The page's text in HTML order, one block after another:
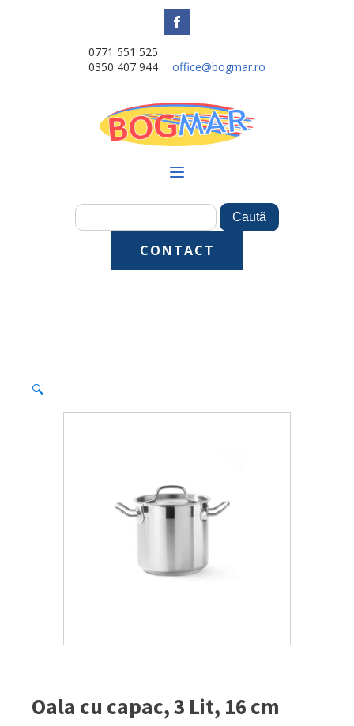
0771 551 525
0350 407 944
office@bogmar.ro
CONTACT
🔍
Oala cu capac, 3 Lit, 16 cm